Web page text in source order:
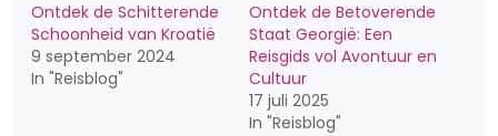
Ontdek de Schitterende
Schoonheid van Kroatië
9 september 2024
In "Reisblog"
Ontdek de Betoverende
Staat Georgië: Een
Reisgids vol Avontuur en
Cultuur
17 juli 2025
In "Reisblog"